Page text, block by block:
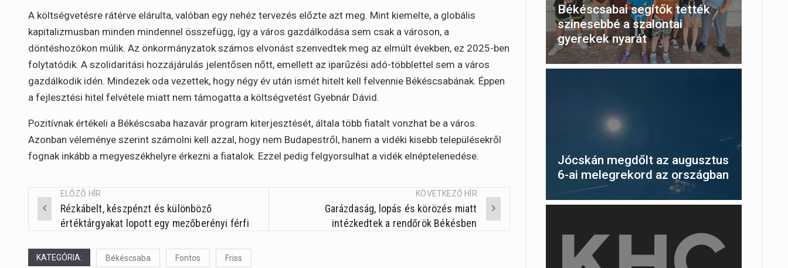
A költségvetésre rátérve elárulta, valóban egy nehéz tervezés előzte azt meg. Mint kiemelte, a globális
kapitalizmusban minden mindennel összefügg, így a város gazdálkodása sem csak a városon, a
döntéshozókon múlik. Az önkormányzatok számos elvonást szenvedtek meg az elmúlt években, ez 2025-ben
folytatódik. A szolidaritási hozzájárulás jelentősen nőtt, emellett az iparűzési adó-többlettel sem a város
gazdálkodik idén. Mindezek oda vezettek, hogy négy év után ismét hitelt kell felvennie Békéscsabának. Éppen
a fejlesztési hitel felvétele miatt nem támogatta a költségvetést Gyebnár Dávid.
Pozitívnak értékeli a Békéscsaba hazavár program kiterjesztését, általa több fiatalt vonzhat be a város.
Azonban véleménye szerint számolni kell azzal, hogy nem Budapestről, hanem a vidéki kisebb településekről
fognak inkább a megyeszékhelyre érkezni a fiatalok. Ezzel pedig felgyorsulhat a vidék elnéptelenedése.
Post
ELŐZŐ HÍR
Rézkábelt, készpénzt és különböző
értéktárgyakat lopott egy mezőberényi férfi
KÖVETKEZŐ HÍR
Garázdaság, lopás és körözés miatt
intézkedtek a rendőrök Békésben
KATEGÓRIA: Békéscsaba Fontos Friss
Békéscsabai segítők tették
színesebbé a szalontai
gyerekek nyarát
Jócskán megdőlt az augusztus
6-ai melegrekord az országban